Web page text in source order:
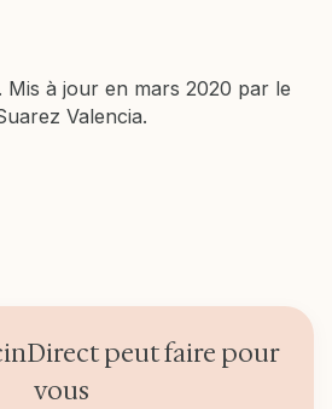
Mis à jour en mars 2020 par le
Valencia.
peut faire pour
vous